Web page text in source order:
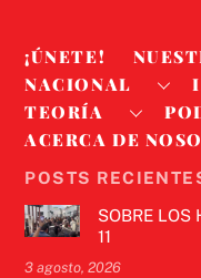
¡ÚNETE!
NACIONAL
TEORÍA
ACERCA DE
POSTS
SOBRE LOS
11
3 agosto, 2026